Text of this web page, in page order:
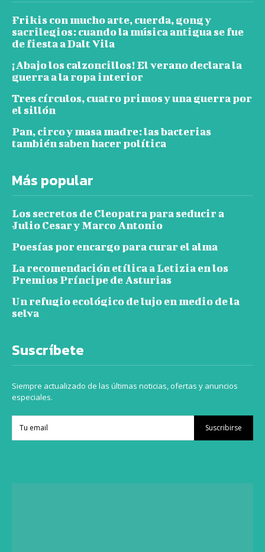
Frikis con mucho arte, cuerda, gong y
sacrilegios: cuando la música antigua se fue
de fiesta a Dalt Vila
¡Abajo los calzoncillos! El verano declara la
guerra a la ropa interior
Tres círculos, cuatro primos y una guerra por
el sillón
Pan, circo y masa madre: las bacterias
también saben hacer política
Más popular
Los secretos de Cleopatra para seducir a
Julio Cesar y Marco Antonio
Poesías por encargo para curar el alma
La recomendación etílica a Letizia en los
Premios Príncipe de Asturias
Un refugio ecológico de lujo en medio de la
selva
Suscríbete
Siempre actualizado de las últimas noticias, ofertas y anuncios
especiales.
Suscribirse